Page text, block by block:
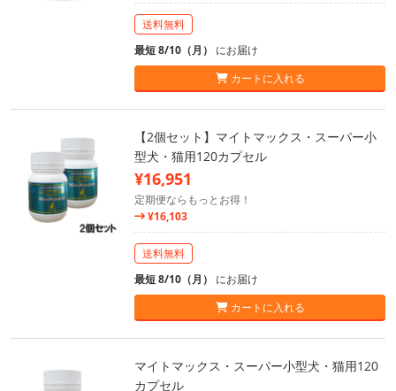
送料無料
最短 8/10（月） にお届け
カートに入れる
【2個セット】マイトマックス・スーパー小
型犬・猫用120カプセル
¥16,951
定期便ならもっとお得！
¥16,103
送料無料
最短 8/10（月） にお届け
カートに入れる
マイトマックス・スーパー小型犬・猫用120
カプセル